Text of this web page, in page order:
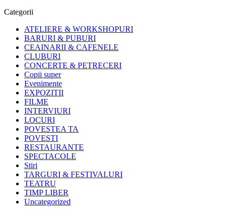
Categorii
ATELIERE & WORKSHOPURI
BARURI & PUBURI
CEAINARII & CAFENELE
CLUBURI
CONCERTE & PETRECERI
Copii super
Evenimente
EXPOZITII
FILME
INTERVIURI
LOCURI
POVESTEA TA
POVESTI
RESTAURANTE
SPECTACOLE
Stiri
TARGURI & FESTIVALURI
TEATRU
TIMP LIBER
Uncategorized